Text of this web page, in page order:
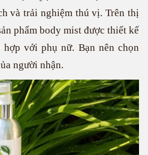
và trải nghiệm thú vị. Trên thị
phẩm body mist được thiết kế
với phụ nữ. Bạn nên chọn
người nhận.